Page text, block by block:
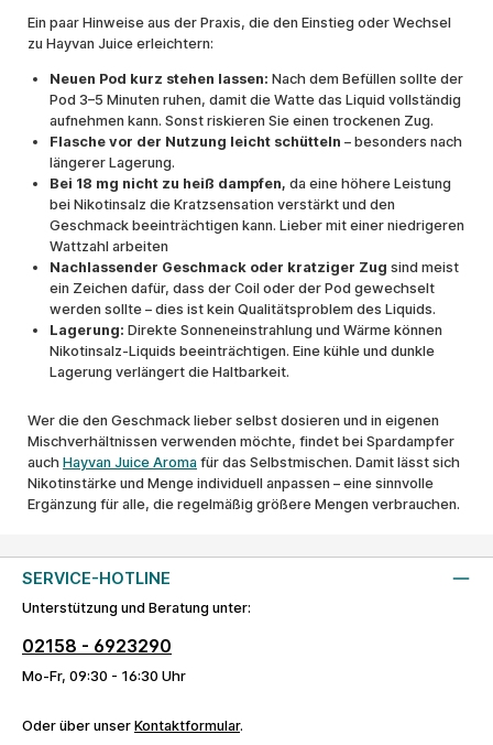
Ein paar Hinweise aus der Praxis, die den Einstieg oder Wechsel
zu Hayvan Juice erleichtern:
Neuen Pod kurz stehen lassen: Nach dem Befüllen sollte der
Pod 3–5 Minuten ruhen, damit die Watte das Liquid vollständig
aufnehmen kann. Sonst riskieren Sie einen trockenen Zug.
Flasche vor der Nutzung leicht schütteln – besonders nach
längerer Lagerung.
Bei 18 mg nicht zu heiß dampfen, da eine höhere Leistung
bei Nikotinsalz die Kratzsensation verstärkt und den
Geschmack beeinträchtigen kann. Lieber mit einer niedrigeren
Wattzahl arbeiten
Nachlassender Geschmack oder kratziger Zug sind meist
ein Zeichen dafür, dass der Coil oder der Pod gewechselt
werden sollte – dies ist kein Qualitätsproblem des Liquids.
Lagerung: Direkte Sonneneinstrahlung und Wärme können
Nikotinsalz-Liquids beeinträchtigen. Eine kühle und dunkle
Lagerung verlängert die Haltbarkeit.
Wer die den Geschmack lieber selbst dosieren und in eigenen
Mischverhältnissen verwenden möchte, findet bei Spardampfer
auch Hayvan Juice Aroma für das Selbstmischen. Damit lässt sich
Nikotinstärke und Menge individuell anpassen – eine sinnvolle
Ergänzung für alle, die regelmäßig größere Mengen verbrauchen.
SERVICE-HOTLINE
Unterstützung und Beratung unter:
02158 - 6923290
Mo-Fr, 09:30 - 16:30 Uhr
Oder über unser Kontaktformular.